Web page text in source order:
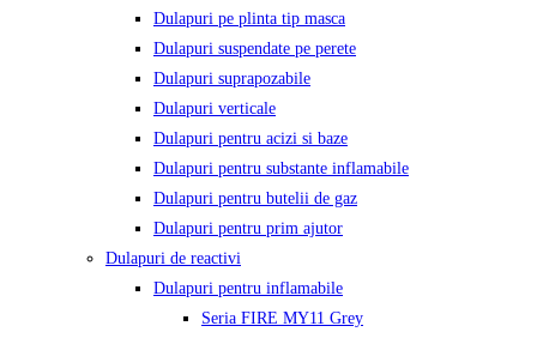
Dulapuri pe plinta tip masca
Dulapuri suspendate pe perete
Dulapuri suprapozabile
Dulapuri verticale
Dulapuri pentru acizi si baze
Dulapuri pentru substante inflamabile
Dulapuri pentru butelii de gaz
Dulapuri pentru prim ajutor
Dulapuri de reactivi
Dulapuri pentru inflamabile
Seria FIRE MY11 Grey